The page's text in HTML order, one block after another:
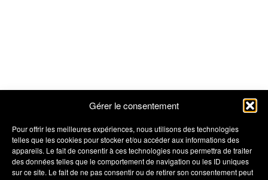
Gérer le consentement
Pour offrir les meilleures expériences, nous utilisons des technologies
telles que les cookies pour stocker et/ou accéder aux informations des
appareils. Le fait de consentir à ces technologies nous permettra de traiter
des données telles que le comportement de navigation ou les ID uniques
sur ce site. Le fait de ne pas consentir ou de retirer son consentement peut